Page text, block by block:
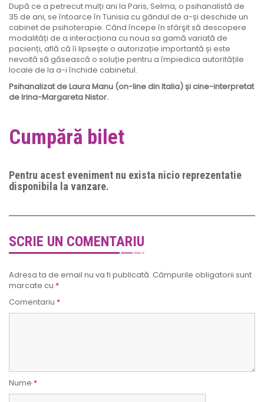
După ce a petrecut mulți ani la Paris, Selma, o psihanalistă de
35 de ani, se întoarce în Tunisia cu gândul de a-și deschide un
cabinet de psihoterapie. Când începe în sfârşit să descopere
modalități de a interacționa cu noua sa gamă variată de
pacienți, află că îi lipsește o autorizație importantă și este
nevoită să găsească o soluție pentru a împiedica autoritățile
locale de la a-i închide cabinetul.
Psihanalizat de Laura Manu (on-line din Italia) și cine-interpretat
de Irina-Margareta Nistor.
Cumpără bilet
Pentru acest eveniment nu exista nicio reprezentatie
disponibila la vanzare.
SCRIE UN COMENTARIU
Adresa ta de email nu va fi publicată. Câmpurile obligatorii sunt
marcate cu *
Comentariu *
Nume *